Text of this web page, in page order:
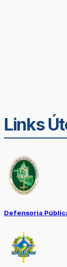
Links
Defensoria